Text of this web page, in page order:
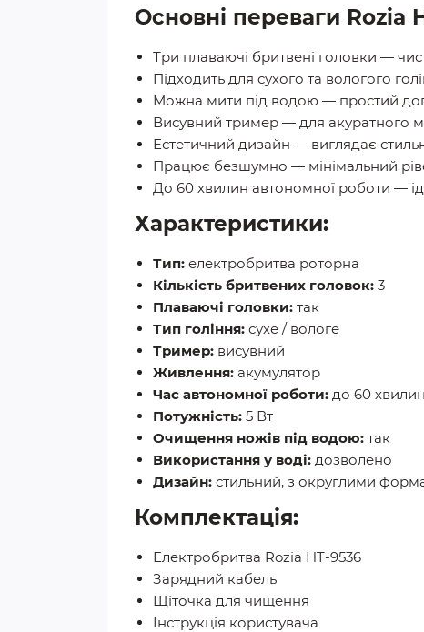
Основні переваги Rozia
Три плаваючі бритвені головки —
Підходить для сухого та вологого
Можна мити під водою — простий
Висувний тример — для акуратного
Естетичний дизайн — виглядає
Працює безшумно — мінімальний
До 60 хвилин автономної роботи —
Характеристики:
Тип: електробритва роторна
Кількість бритвених головок: 3
Плаваючі головки: так
Тип гоління: сухе / вологе
Тример: висувний
Живлення: акумулятор
Час автономної роботи: до 60 хвилин
Потужність: 5 Вт
Очищення ножів під водою: так
Використання у воді: дозволено
Дизайн: стильний, з округлими
Комплектація:
Електробритва Rozia HT-9536
Зарядний кабель
Щіточка для чищення
Інструкція користувача